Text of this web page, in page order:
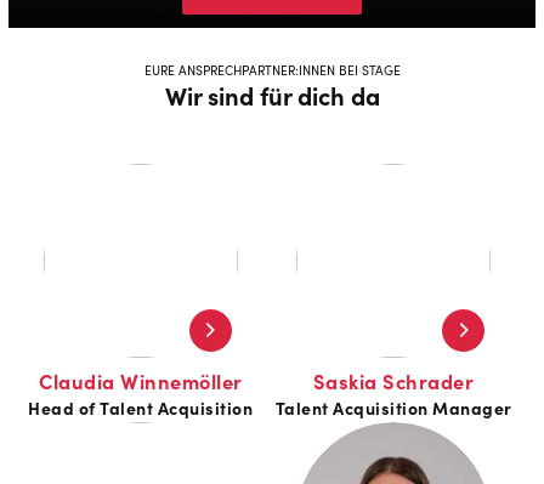
EURE ANSPRECHPARTNER:INNEN BEI STAGE
Wir sind für dich da
Claudia Winnemöller
Head of Talent Acquisition
Saskia Schrader
Talent Acquisition Manager